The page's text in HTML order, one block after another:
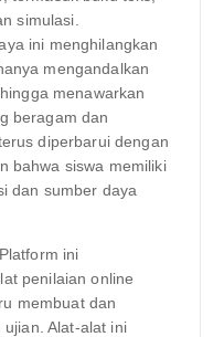
simulasi.
ini menghilangkan
mengandalkan
menawarkan
beragam dan
diperbarui dengan
bahwa siswa memiliki
dan sumber daya
Platform ini
penilaian online
membuat dan
Alat-alat ini